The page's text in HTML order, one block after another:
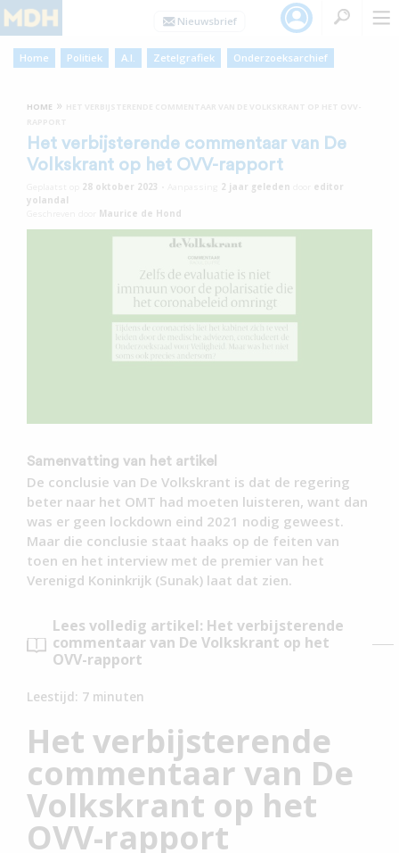
Home Politiek A.I. Zetelgrafiek Onderzoeksarchief
HOME »
Het verbijsterende commentaar van De
Volkskrant op het OVV-rapport
28 oktober 2023 2 jaar geleden
editor
yolandal
Maurice de Hond
Samenvatting van het artikel
De conclusie van De Volkskrant is dat de regering
beter naar het OMT had moeten luisteren, want dan
was er geen lockdown eind 2021 nodig geweest.
Maar die conclusie staat haaks op de feiten van
toen en het interview met de premier van het
Verenigd Koninkrijk (Sunak) laat dat zien.
Lees volledig artikel: Het verbijsterende
commentaar van De Volkskrant op het
OVV-rapport
Leestijd: 7 minuten
Het verbijsterende
commentaar van De
Volkskrant op het
OVV-rapport